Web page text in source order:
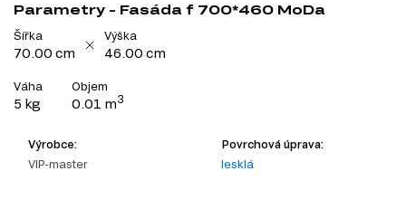
Parametry - Fasáda f 700*460 MoDa
Šířka
70.00 cm
Výška
46.00 cm
Váha
5 kg
Objem
0.01 m3
Výrobce:
VIP-master
Povrchová úprava:
lesklá